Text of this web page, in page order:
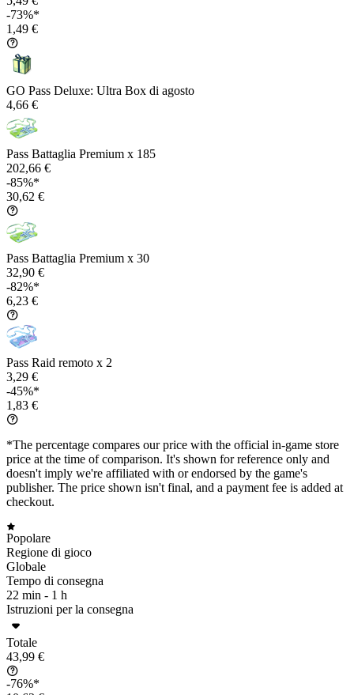
-73%*
1,49 €
GO Pass Deluxe: Ultra Box di agosto
4,66 €
Pass Battaglia Premium x 185
202,66 €
-85%*
30,62 €
Pass Battaglia Premium x 30
32,90 €
-82%*
6,23 €
Pass Raid remoto x 2
3,29 €
-45%*
1,83 €
*The percentage compares our price with the official in-game store
price at the time of comparison. It's shown for reference only and
doesn't imply we're affiliated with or endorsed by the game's
publisher. The price shown isn't final, and a payment fee is added at
checkout.
Popolare
Regione di gioco
Globale
Tempo di consegna
22 min - 1 h
Istruzioni per la consegna
Totale
43,99 €
-76%*